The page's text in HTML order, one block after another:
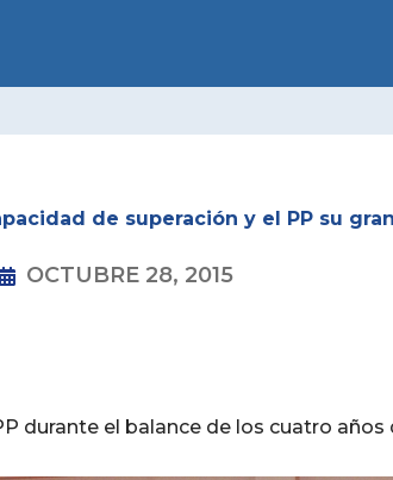
de superación y el PP su
OCTUBRE 28, 2015
durante el balance de los cuatro